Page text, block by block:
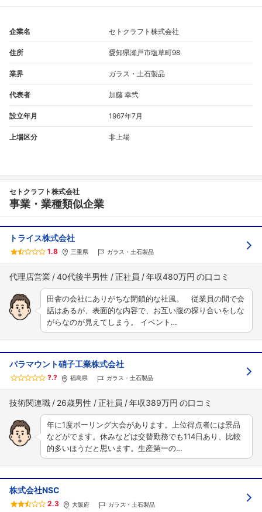
こちらの企業もフォローしませんか？
企業名 セトクラフト株式会社
住所 愛知県瀬戸市塩草町98
業界 ガラス・土石製品
代表者 加藤 幸弐
設立年月 1967年7月
上場区分 非上場
セトクラフト株式会社
事業・業種類似企業
トライス株式会社
1.8 三重県 ガラス・土石製品
代理店営業 40代後半男性 正社員 年収480万円
田舎の会社にありがちな閉鎖的な社風。 従業員の間で会
話はあるが、表面的な内容で、お互い腹の探り合いをしな
がらなのが見えてしまう。 イベント…
パラマウント硝子工業株式会社
?.? 福島県 ガラス・土石製品
技術関連職 26歳男性 正社員 年収389万円
年に1度ボーリング大会があります。上位得点者には景品
などがでます。休みなどは交替勤務でも114日あり、比較
的多いほうだと思います。生産第一の…
株式会社NSC
2.3 大阪府 ガラス・土石製品